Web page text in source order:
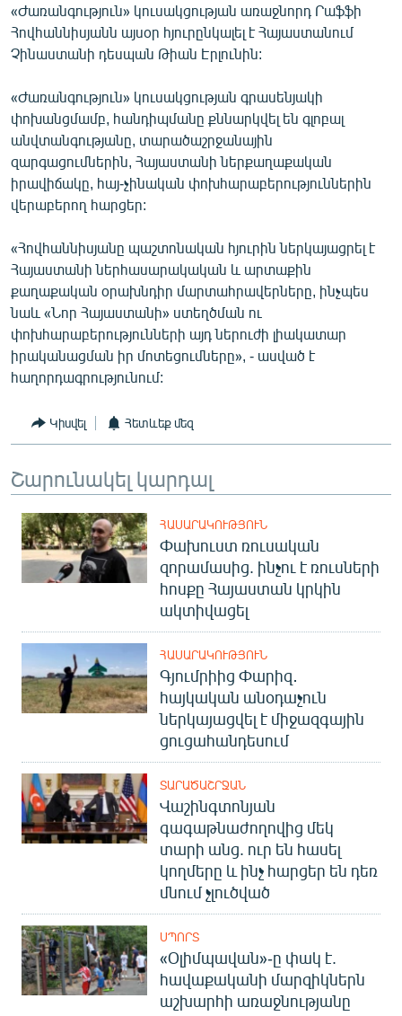
ԱՐԽԻՎ
ՏԵՍԱՆՅՈՒԹԵՐ
ՁԳՏԵԼՈՎ ԼԱՎԱԳՈՒՅՆԻՆ
ՓՈԴՔԱՍԹ
Հայերեն
Русский
ՀԵՏԵՎԵՔ ՄԵԶ
«Ազատության» բոլոր կայքերը
«Ժառանգություն» կուսակցության առաջնորդ Րաֆֆի
Հովհաննիսյանն այսօր հյուրընկալել է Հայաստանում
Չինաստանի դեսպան Թիան Էրլունին:
«Ժառանգություն» կուսակցության գրասենյակի
փոխանցմամբ, հանդիպմանը քննարկվել են գլոբալ
անվտանգությանը, տարածաշրջանային
զարգացումներին, Հայաստանի ներքաղաքական
իրավիճակը, հայ-չինական փոխհարաբերություններին
վերաբերող հարցեր:
«Հովհաննիսյանը պաշտոնական հյուրին ներկայացրել է
Հայաստանի ներհասարակական և արտաքին
քաղաքական օրախնդիր մարտահրավերները, ինչպես
նաև «Նոր Հայաստանի» ստեղծման ու
փոխհարաբերությունների այդ ներուժի լիակատար
իրականացման իր մոտեցումները», - ասված է
հաղորդագրությունում:
Կիսվել Հետևեք մեզ
Շարունակել կարդալ
ՀԱՍԱՐԱԿՈՒԹՅՈՒՆ
Փախուստ ռուսական
զորամասից. ինչու է ռուսների
հոսքը Հայաստան կրկին
ակտիվացել
ՀԱՍԱՐԱԿՈՒԹՅՈՒՆ
Գյումրիից Փարիզ․
հայկական անօդաչուն
ներկայացվել է միջազգային
ցուցահանդեսում
ՏԱՐԱԾԱՇՐՋԱՆ
Վաշինգտոնյան
գագաթնաժողովից մեկ
տարի անց. ուր են հասել
կողմերը և ինչ հարցեր են դեռ
մնում չլուծված
ՍՊՈՐՏ
«Օլիմպավան»-ը փակ է.
հավաքականի մարզիկներն
աշխարհի առաջնությանը